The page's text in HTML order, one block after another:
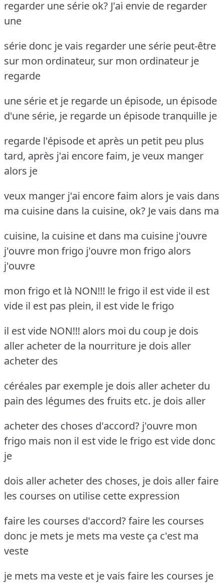
regarder une série ok? J'ai envie de regarder
une
série donc je vais regarder une série peut-être
sur mon ordinateur, sur mon ordinateur je
regarde
une série et je regarde un épisode, un épisode
d'une série, je regarde un épisode tranquille je
regarde l'épisode et après un petit peu plus
tard, après j'ai encore faim, je veux manger
alors je
veux manger j'ai encore faim alors je vais dans
ma cuisine dans la cuisine, ok? Je vais dans ma
cuisine, la cuisine et dans ma cuisine j'ouvre
j'ouvre mon frigo j'ouvre mon frigo alors
j'ouvre
mon frigo et là NON!!! le frigo il est vide il est
vide il est pas plein, il est vide le frigo
il est vide NON!!! alors moi du coup je dois
aller acheter de la nourriture je dois aller
acheter des
céréales par exemple je dois aller acheter du
pain des légumes des fruits etc. je dois aller
acheter des choses d'accord? j'ouvre mon
frigo mais non il est vide le frigo est vide donc
je
dois aller acheter des choses, je dois aller faire
les courses on utilise cette expression
faire les courses d'accord? faire les courses
donc je mets je mets ma veste ça c'est ma
veste
je mets ma veste et je vais faire les courses je